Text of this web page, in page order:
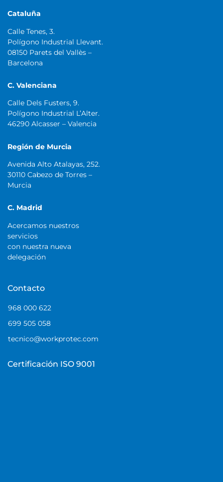
Cataluña
Calle Tenes, 3.
Polígono Industrial Llevant.
08150 Parets del Vallès –
Barcelona
C. Valenciana
Calle Dels Fusters, 9.
Polígono Industrial L’Alter.
46290 Alcasser – Valencia
Región de Murcia
Avenida Alto Atalayas, 252.
30110 Cabezo de Torres –
Murcia
C. Madrid
Acercamos nuestros
servicios
con nuestra nueva
delegación
Contacto
968 000 622
699 505 058
tecnico@workprotec.com
Certificación ISO 9001